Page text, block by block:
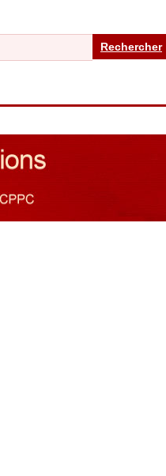
Rechercher